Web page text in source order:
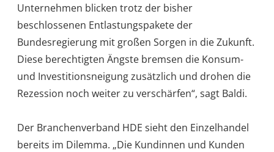
Unternehmen blicken trotz der bisher
beschlossenen Entlastungspakete der
Bundesregierung mit großen Sorgen in die Zukunft.
Diese berechtigten Ängste bremsen die Konsum-
und Investitionsneigung zusätzlich und drohen die
Rezession noch weiter zu verschärfen“, sagt Baldi.
Der Branchenverband HDE sieht den Einzelhandel
bereits im Dilemma. „Die Kundinnen und Kunden